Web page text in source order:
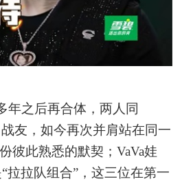
年之后再合体，两人同
友，如今再次并肩站在同一
彼此熟悉的默契；VaVa娃
拉队组合”，这三位在第一